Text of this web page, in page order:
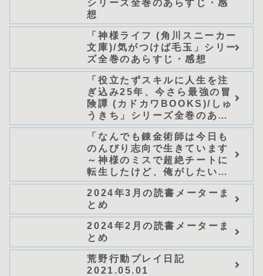
シリーズ全巻のあらすじ・感
想
「神様ライフ (角川スニーカー
文庫)/気がつけば毛玉」シリー
ズ全巻のあらすじ・感想
「役立たずスキルに人生を注
ぎ込み25年、今さら最強の冒
険譚 (カドカワBOOKS)/しゅ
うきち」シリーズ全巻のあら
すじ・感想
「なんでも錬金術師は今日も
のんびり志向で生きています
～神様のミスで超絶チートに
転生したけど、俺がしたいの
は冒険じゃなくてホワイト商
会の立上げです～（グラスト
ノベルス） (グラスト
NOVELS)/可換環」シリーズ
全巻のあらすじ・感想
2024年3月の読書メーターま
とめ
2024年2月の読書メーターま
とめ
荒野行動プレイ日記
2021.05.01